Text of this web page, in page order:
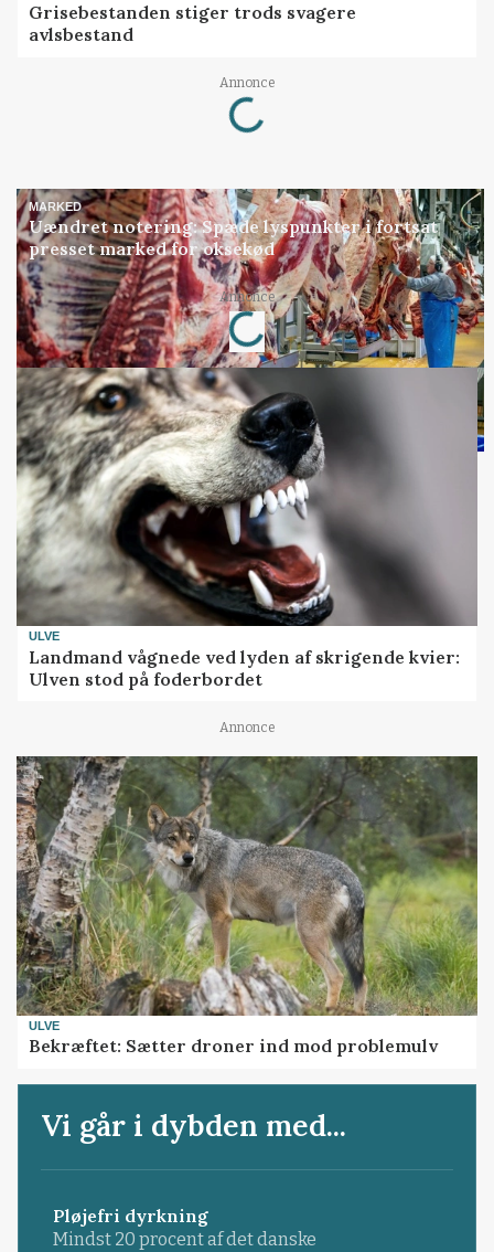
Grisebestanden stiger trods svagere
avlsbestand
Annonce
Loading...
MARKED
Uændret notering: Spæde lyspunkter i fortsat
presset marked for oksekød
Annonce
Loading...
ULVE
Landmand vågnede ved lyden af skrigende kvier:
Ulven stod på foderbordet
Annonce
ULVE
Bekræftet: Sætter droner ind mod problemulv
Vi går i dybden med...
Pløjefri dyrkning
Mindst 20 procent af det danske